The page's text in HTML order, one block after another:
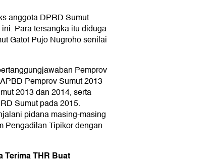
anggota DPRD Sumut
Para tersangka itu diduga
Gatot Pujo Nugroho senilai
Pemprov
Pemprov Sumut 2013
2013 dan 2014, serta
Sumut pada 2015.
pidana masing-masing
Pengadilan Tipikor dengan
THR Buat